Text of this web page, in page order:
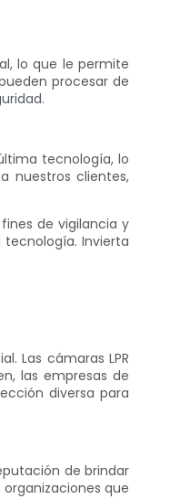
lo que le permite
procesar de
tecnología, lo
nuestros clientes,
de vigilancia y
Invierta
Las cámaras LPR
las empresas de
diversa para
de brindar
que